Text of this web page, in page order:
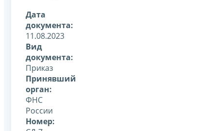
Дата
документа:
11.08.2023
Вид
документа:
Приказ
Принявший
орган:
ФНС
России
Номер: